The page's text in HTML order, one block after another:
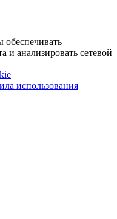
и анализировать сетевой
использования